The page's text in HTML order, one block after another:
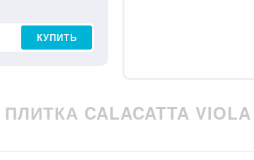
КУПИТЬ
ПЛИТКА CALACATTA VIOLA